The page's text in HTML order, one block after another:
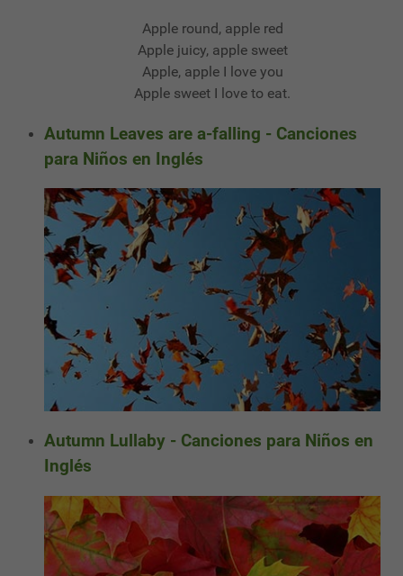
Apple round, apple red
Apple juicy, apple sweet
Apple, apple I love you
Apple sweet I love to eat.
Autumn Leaves are a-falling - Canciones
para Niños en Inglés
Autumn Lullaby - Canciones para Niños en
Inglés